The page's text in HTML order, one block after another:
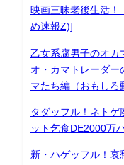
映画三昧老後生活！
め速報Z)]
乙女系腐男子のオ
オ・カマトレーダ
マたち編（おもしろ
タダッフル！ネトゲ
ット乞食DE2000万
新・ハゲッフル！哀